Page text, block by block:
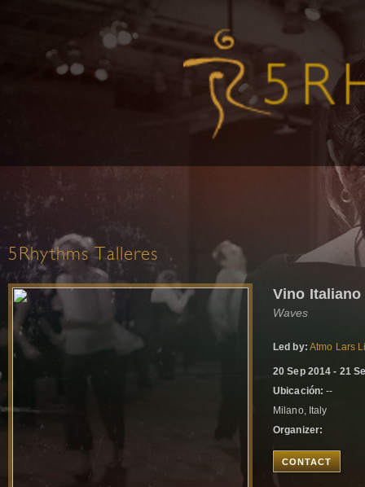
5Rhythms Talleres
Vino Italiano
Waves
Led by: Atmo Lars
20 Sep 2014 - 21
Ubicación: --
Milano, Italy
Organizer:
CONTACT